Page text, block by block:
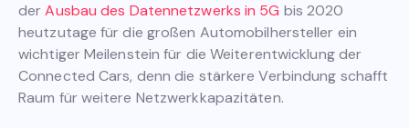
derAusbau des Datennetzwerks in 5G bis 2020
heutzutage für die großen Automobilhersteller ein
wichtiger Meilenstein für die Weiterentwicklung der
Connected Cars, denn die stärkere Verbindung schafft
Raum für weitere Netzwerkkapazitäten.